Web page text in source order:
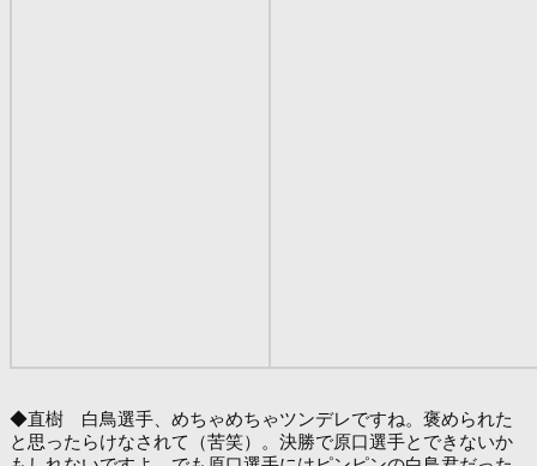
◆直樹 白鳥選手、めちゃめちゃツンデレですね。褒められた
と思ったらけなされて（苦笑）。決勝で原口選手とできないか